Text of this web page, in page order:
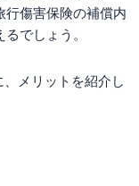
行傷害保険の補償内
でしょう。
メリットを紹介し